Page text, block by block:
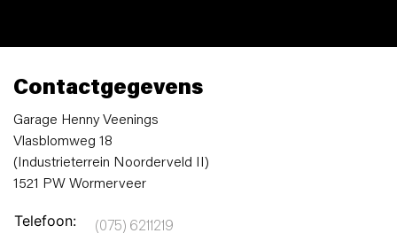
Contactgegevens
Garage Henny Veenings
Vlasblomweg 18
(Industrieterrein Noorderveld II)
1521 PW Wormerveer
Telefoon: (075) 6211219